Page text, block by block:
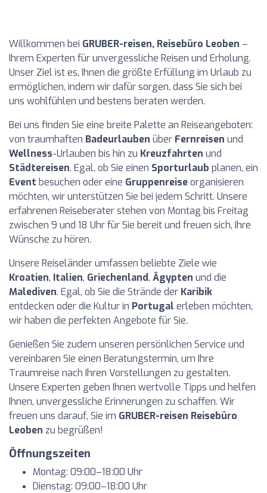
Willkommen bei GRUBER-reisen, Reisebüro Leoben –
Ihrem Experten für unvergessliche Reisen und Erholung.
Unser Ziel ist es, Ihnen die größte Erfüllung im Urlaub zu
ermöglichen, indem wir dafür sorgen, dass Sie sich bei
uns wohlfühlen und bestens beraten werden.
Bei uns finden Sie eine breite Palette an Reiseangeboten:
von traumhaften Badeurlauben über Fernreisen und
Wellness-Urlauben bis hin zu Kreuzfahrten und
Städtereisen. Egal, ob Sie einen Sporturlaub planen, ein
Event besuchen oder eine Gruppenreiseorganisieren
möchten, wir unterstützen Sie bei jedem Schritt. Unsere
erfahrenen Reiseberater stehen von Montag bis Freitag
zwischen 9 und 18 Uhr für Sie bereit und freuen sich, Ihre
Wünsche zu hören.
Unsere Reiseländer umfassen beliebte Ziele wie
Kroatien, Italien, Griechenland, Ägypten und die
Malediven. Egal, ob Sie die Strände der Karibik
entdecken oder die Kultur in Portugal erleben möchten,
wir haben die perfekten Angebote für Sie.
Genießen Sie zudem unseren persönlichen Service und
vereinbaren Sie einen Beratungstermin, um Ihre
Traumreise nach Ihren Vorstellungen zu gestalten.
Unsere Experten geben Ihnen wertvolle Tipps und helfen
Ihnen, unvergessliche Erinnerungen zu schaffen. Wir
freuen uns darauf, Sie im GRUBER-reisen Reisebüro
Leoben zu begrüßen!
Öffnungszeiten
Montag: 09:00–18:00 Uhr
Dienstag: 09:00–18:00 Uhr